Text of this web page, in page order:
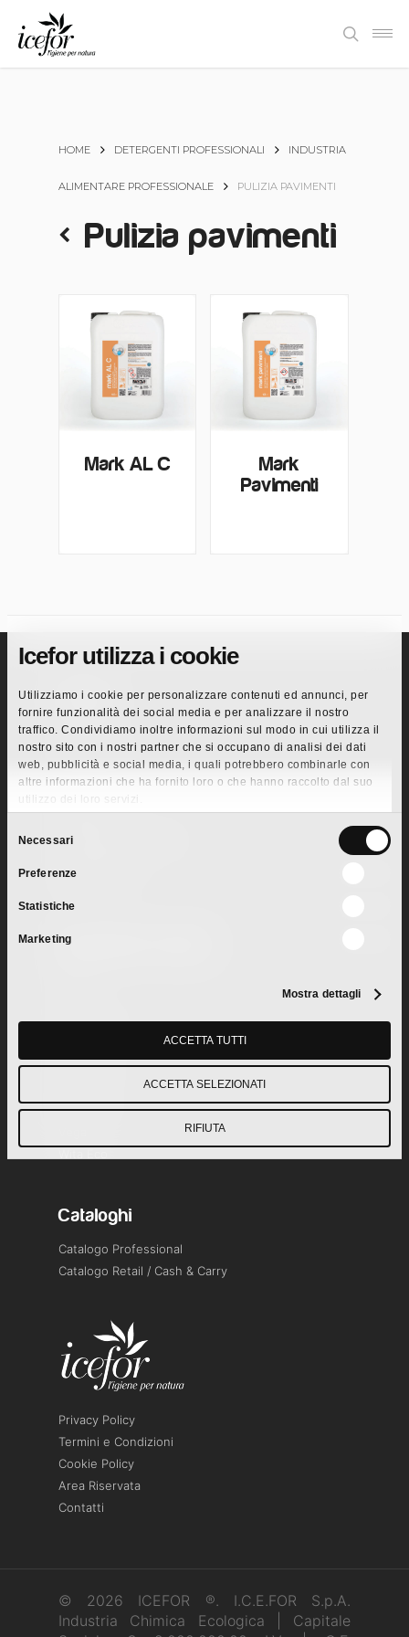
Icefor utilizza i cookie
Utilizziamo i cookie per personalizzare contenuti ed annunci, per
fornire funzionalità dei social media e per analizzare il nostro
traffico. Condividiamo inoltre informazioni sul modo in cui utilizza il
nostro sito con i nostri partner che si occupano di analisi dei dati
web, pubblicità e social media, i quali potrebbero combinarle con
altre informazioni che ha fornito loro o che hanno raccolto dal suo
utilizzo dei loro servizi.
Selezione
consenso
Necessari
Preferenze
Statistiche
Marketing
Mostra dettagli
ACCETTA TUTTI
ACCETTA SELEZIONATI
RIFIUTA
search
HOME DETERGENTI PROFESSIONALI INDUSTRIA
ALIMENTARE PROFESSIONALE PULIZIA PAVIMENTI
Pulizia pavimenti
Mark AL C
Mark
Pavimenti
Pagine
Azienda
Innovazione
Codice Etico
Professional Cleaning
Ingredienti Prodotti
Eco Bennet
l’Ecologico
MR House
Cataloghi
Catalogo Professional
Catalogo Retail / Cash & Carry
Privacy Policy
Termini e Condizioni
Cookie Policy
Area Riservata
Contatti
© 2026 ICEFOR ®. I.C.E.FOR S.p.A.
Industria Chimica Ecologica | Capitale